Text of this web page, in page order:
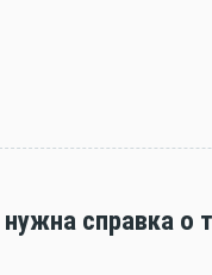
справка о